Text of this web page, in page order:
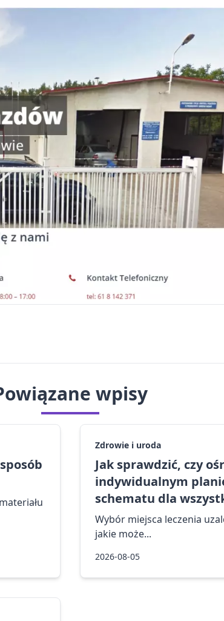
wpisy
Zdrowie i uroda
Jak sprawdzić, czy
indywidualnym
schematu dla
Wybór miejsca leczenia
jakie może...
2026-08-05